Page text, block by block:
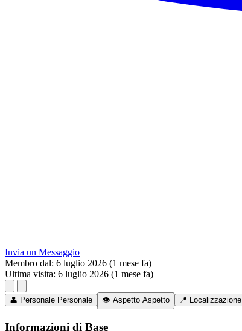
Invia un Messaggio
Membro dal: 6 luglio 2026 (1 mese fa)
Ultima visita: 6 luglio 2026 (1 mese fa)
👤 Personale Personale 👁️ Aspetto Aspetto 📍 Localizzazione
Informazioni di Base